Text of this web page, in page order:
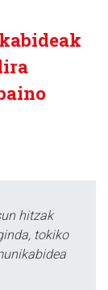
hitzak
tokiko